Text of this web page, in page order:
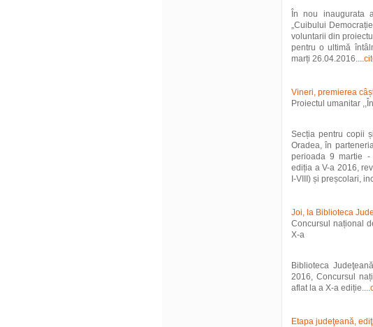
În nou inaugurata
„Cuibului
voluntarii din
pentru o ultimă
marți 26.04.2016....
Vineri, premierea
Proiectul umanitar
Secția pentru copii
Oradea, în
perioada 9 martie -
ediția a V-a 2016,
I-VIII) și preșcolari,
Joi, la Biblioteca
Concursul național
X-a
Biblioteca
2016, Concursul
aflat la a X-a ediție....
Etapa judeţeană,